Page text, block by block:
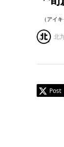
（アイ
北
Post